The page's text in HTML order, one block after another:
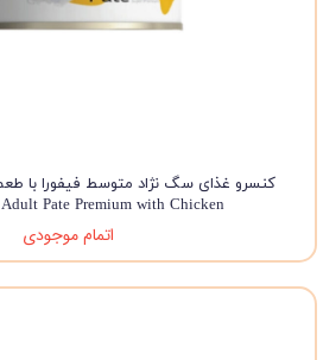
Adult Pate Premium with Chicken وزن 200 گرم
اتمام موجودی